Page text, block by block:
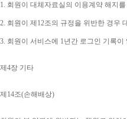
1. 회원이 대체자료실의 이용계약 해지
2. 회원이 제 12조의 규정을 위반한 경우
3. 회원이 서비스에 1년간 로그인 기록
제 4장 기타
제 14조(손해배상)